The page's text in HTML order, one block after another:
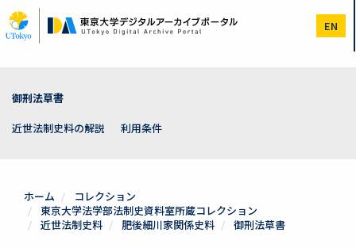
イ
ン
EN
御刑法草書
近世法制史料の解説
利用条件
ホーム
コレクション
東京大学法学部法制史資料室所蔵コレクション
近世法制史料
肥後細川家関係史料 御刑法草書